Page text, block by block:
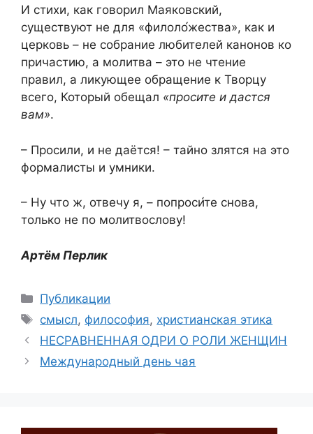
И стихи, как говорил Маяковский,
существуют не для «филоложества», как и
церковь – не собрание любителей канонов ко
причастию, а молитва – это не чтение
правил, а ликующее обращение к Творцу
всего, Который обещал «просите и дастся
вам».
– Просили, и не даётся! – тайно злятся на это
формалисты и умники.
– Ну что ж, отвечу я, – попросите снова,
только не по молитвослову!
Артём Перлик
Рубрики
Публикации
Метки
смысл, философия, христианская этика
НЕСРАВНЕННАЯ ОДРИ О РОЛИ ЖЕНЩИН​
Международный день чая